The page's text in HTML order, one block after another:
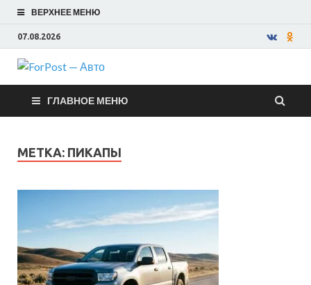
ВЕРХНЕЕ МЕНЮ
07.08.2026
ForPost —
Авто
ГЛАВНОЕ МЕНЮ
МЕТКА: ПИКАПЫ